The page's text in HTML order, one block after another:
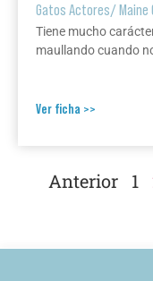
Gatos Actores/Maine
Tiene mucho
maullando cuando
Ver ficha >>
Anterior 1